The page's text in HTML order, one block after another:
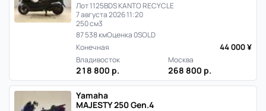
Лот 1125BDS KANTO RECYCLE
7 августа 2026 11:20
250 см3
87 538 кмОценка 0SOLD
Конечная
44 000 ¥
Владивосток
218 800 р.
Москва
268 800 р.
Yamaha
MAJESTY 250 Gen.4